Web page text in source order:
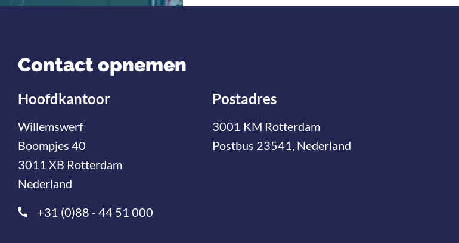
Contact opnemen
Hoofdkantoor
Willemswerf
Boompjes 40
3011 XB Rotterdam
Nederland
+31 (0)88 - 44 51 000
Postadres
3001 KM Rotterdam
Postbus 23541, Nederland